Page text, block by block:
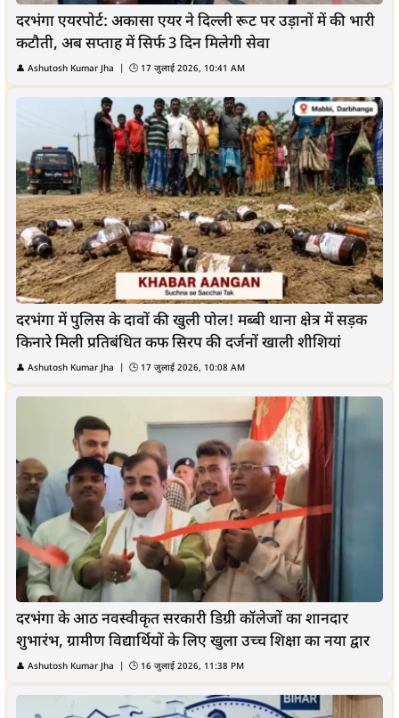
दरभंगा एयरपोर्ट: अकासा एयर ने दिल्ली रूट पर उड़ानों में की भारी
कटौती, अब सप्ताह में सिर्फ 3 दिन मिलेगी सेवा
👤 Ashutosh Kumar Jha | 🕒 17 जुलाई 2026, 10:41 AM
दरभंगा में पुलिस के दावों की खुली पोल! मब्बी थाना क्षेत्र में सड़क
किनारे मिली प्रतिबंधित कफ सिरप की दर्जनों खाली शीशियां
👤 Ashutosh Kumar Jha | 🕒 17 जुलाई 2026, 10:08 AM
दरभंगा के आठ नवस्वीकृत सरकारी डिग्री कॉलेजों का शानदार
शुभारंभ, ग्रामीण विद्यार्थियों के लिए खुला उच्च शिक्षा का नया द्वार
👤 Ashutosh Kumar Jha | 🕒 16 जुलाई 2026, 11:38 PM